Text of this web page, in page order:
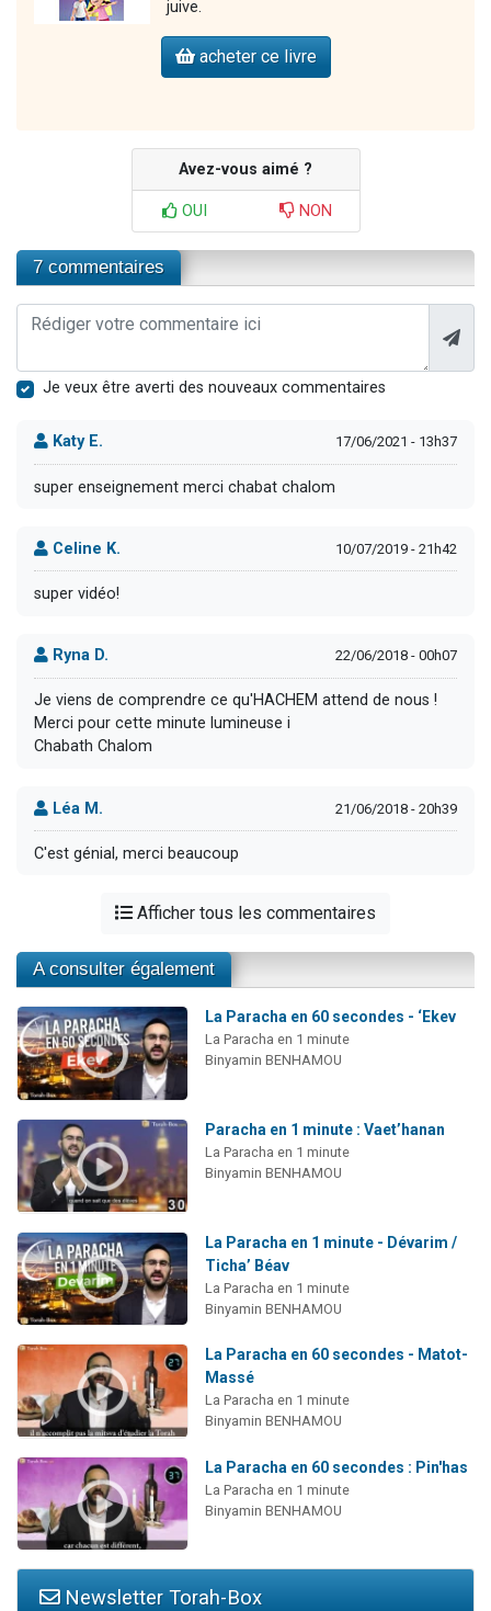
juive.
acheter ce livre
Avez-vous aimé ?
OUI NON
7 commentaires
Je veux être averti des nouveaux commentaires
Katy E. 17/06/2021 - 13h37
super enseignement merci chabat chalom
Celine K. 10/07/2019 - 21h42
super vidéo!
Ryna D. 22/06/2018 - 00h07
Je viens de comprendre ce qu'HACHEM attend de nous !
Merci pour cette minute lumineuse i
Chabath Chalom
Léa M. 21/06/2018 - 20h39
C'est génial, merci beaucoup
Afficher tous les commentaires
A consulter également
La Paracha en 60 secondes - ‘Ekev
La Paracha en 1 minute
Binyamin BENHAMOU
Paracha en 1 minute : Vaet’hanan
La Paracha en 1 minute
Binyamin BENHAMOU
La Paracha en 1 minute - Dévarim /
Ticha’ Béav
La Paracha en 1 minute
Binyamin BENHAMOU
La Paracha en 60 secondes - Matot-
Massé
La Paracha en 1 minute
Binyamin BENHAMOU
La Paracha en 60 secondes : Pin'has
La Paracha en 1 minute
Binyamin BENHAMOU
Newsletter Torah-Box